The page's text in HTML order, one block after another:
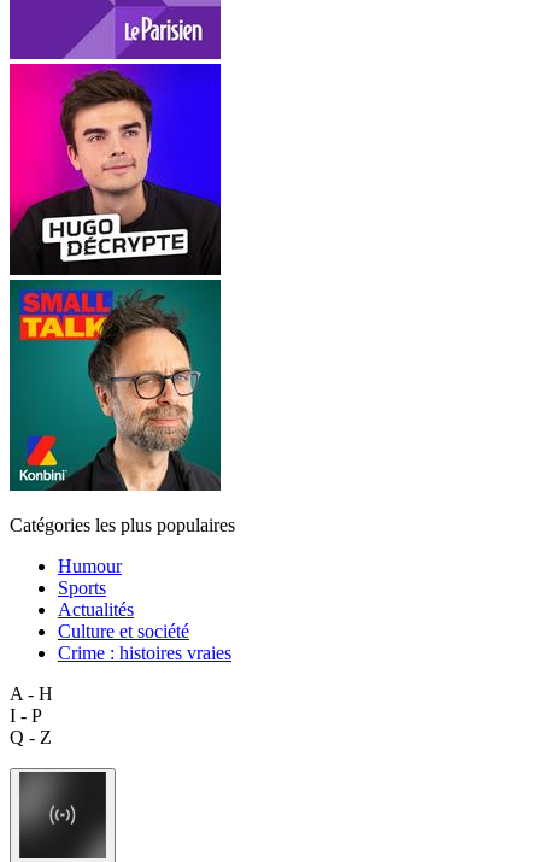
Catégories les plus populaires
Humour
Sports
Actualités
Culture et société
Crime : histoires vraies
A - H
I - P
Q - Z